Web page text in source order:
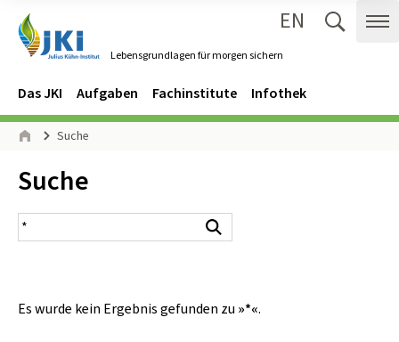
Lebensgrundlagen für morgen sichern
EN
Navigation
Hauptmenü
Das JKI Aufgaben Fachinstitute Infothek
Seitenpfad
Suche
Inhalt:
Suche
Suchergebnis
Es wurde kein Ergebnis gefunden zu »*«.